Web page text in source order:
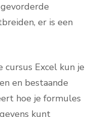
er is een
cursus Excel kun je
en bestaande
hoe je formules
kunt